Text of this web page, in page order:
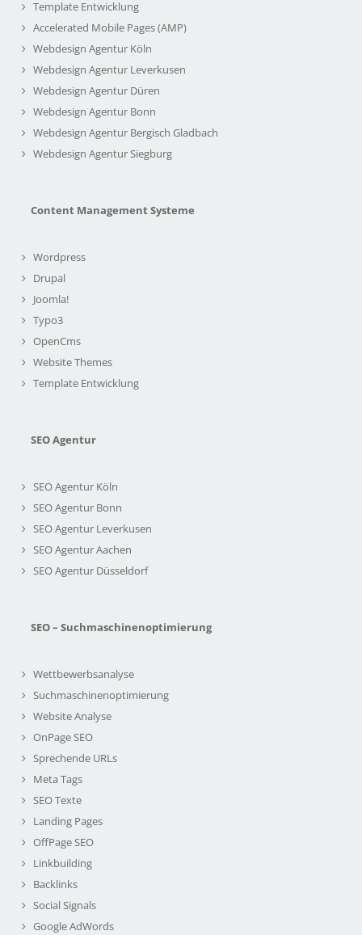
Template Entwicklung
Accelerated Mobile Pages (AMP)
Webdesign Agentur Köln
Webdesign Agentur Leverkusen
Webdesign Agentur Düren
Webdesign Agentur Bonn
Webdesign Agentur Bergisch Gladbach
Webdesign Agentur Siegburg
Content Management Systeme
Wordpress
Drupal
Joomla!
Typo3
OpenCms
Website Themes
Template Entwicklung
SEO Agentur
SEO Agentur Köln
SEO Agentur Bonn
SEO Agentur Leverkusen
SEO Agentur Aachen
SEO Agentur Düsseldorf
SEO – Suchmaschinenoptimierung
Wettbewerbsanalyse
Suchmaschinenoptimierung
Website Analyse
OnPage SEO
Sprechende URLs
Meta Tags
SEO Texte
Landing Pages
OffPage SEO
Linkbuilding
Backlinks
Social Signals
Google AdWords